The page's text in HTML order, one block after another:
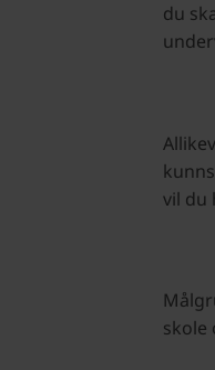
du
vil du
skole